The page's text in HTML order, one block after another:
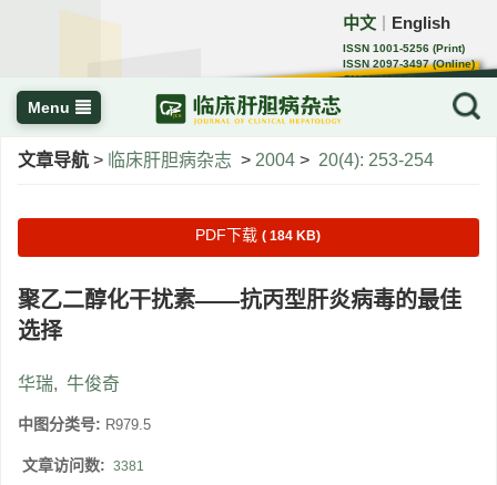
中文 English
ISSN 1001-5256 (Print)
ISSN 2097-3497 (Online)
CN 22-1108/R
Menu
文章导航 > 临床肝胆病杂志 > 2004 > 20(4): 253-254
PDF下载 ( 184 KB)
聚乙二醇化干扰素——抗丙型肝炎病毒的最佳
选择
华瑞, 牛俊奇
中图分类号: R979.5
文章访问数: 3381